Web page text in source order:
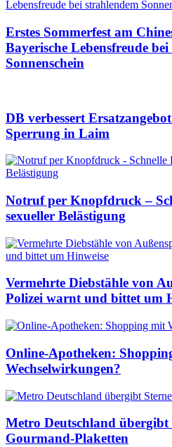
Erstes Sommerfest am
Bayerische Lebensfreude
Sonnenschein
DB verbessert
Sperrung in Laim
Notruf per Knopfdruck –
sexueller Belästigung
Vermehrte Diebstähle von
Polizei warnt und bittet um
Online-Apotheken:
Wechselwirkungen?
Metro Deutschland
Gourmand-Plaketten